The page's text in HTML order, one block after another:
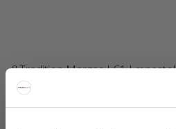
&Tradition Margas LC1 Lænestol
&Tradition
128-11500201M